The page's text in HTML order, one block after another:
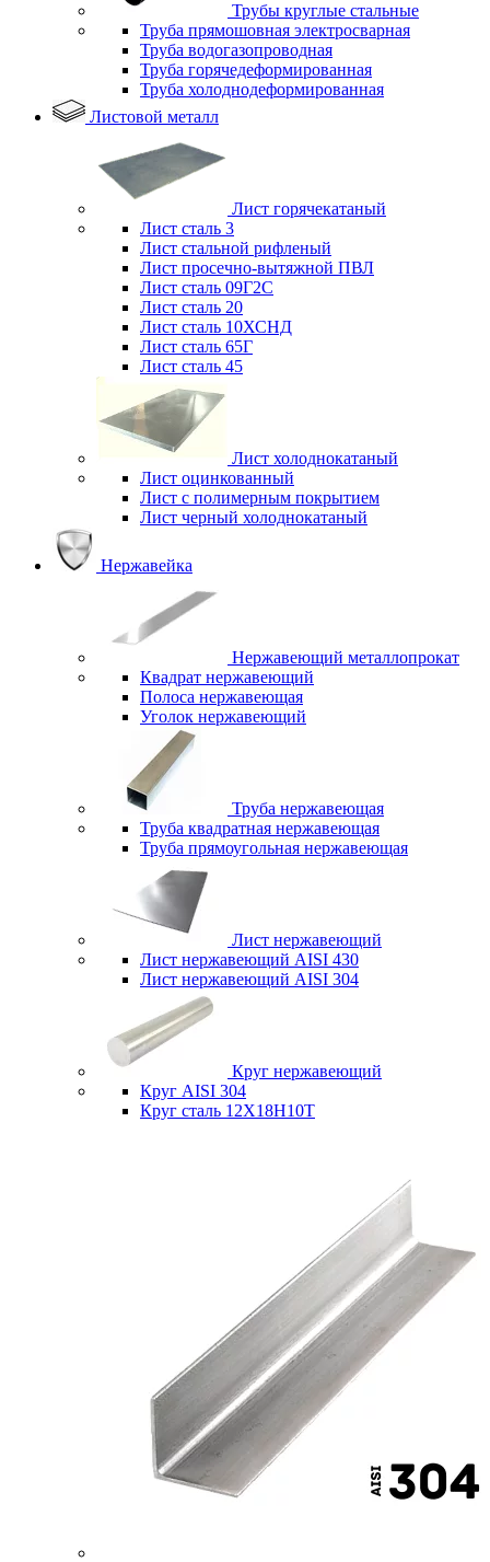
Трубы круглые стальные
Труба прямошовная электросварная
Труба водогазопроводная
Труба горячедеформированная
Труба холоднодеформированная
Листовой металл
Лист горячекатаный
Лист сталь 3
Лист стальной рифленый
Лист просечно-вытяжной ПВЛ
Лист сталь 09Г2С
Лист сталь 20
Лист сталь 10ХСНД
Лист сталь 65Г
Лист сталь 45
Лист холоднокатаный
Лист оцинкованный
Лист с полимерным покрытием
Лист черный холоднокатаный
Нержавейка
Нержавеющий металлопрокат
Квадрат нержавеющий
Полоса нержавеющая
Уголок нержавеющий
Труба нержавеющая
Труба квадратная нержавеющая
Труба прямоугольная нержавеющая
Лист нержавеющий
Лист нержавеющий AISI 430
Лист нержавеющий AISI 304
Круг нержавеющий
Круг AISI 304
Круг сталь 12Х18Н10Т